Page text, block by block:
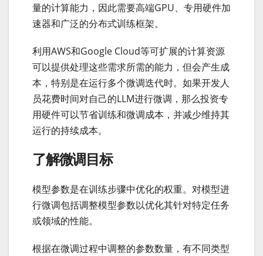
量的计算能力，因此需要高端GPU、专用硬件加
速器和广泛的分布式训练框架。
利用AWS和Google Cloud等可扩展的计算资源
可以提供处理这些需求所需的能力，但会产生成
本，特别是在运行多个微调迭代时。如果开发人
员花费时间对自己的LLM进行微调，那么投资专
用硬件可以节省训练和微调成本，并减少维持其
运行的持续成本。
了解微调目标
模型参数是在训练步骤中优化的权重。对模型进
行微调包括调整模型参数以优化其针对特定任务
或领域的性能。
根据在微调过程中调整的参数数量，有不同类型